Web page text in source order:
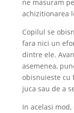
ne masuram
achizitionarea
Copilul se
fara nici un
dintre ele.
asemenea,
obisnuieste cu
juca sau de a
In acelasi